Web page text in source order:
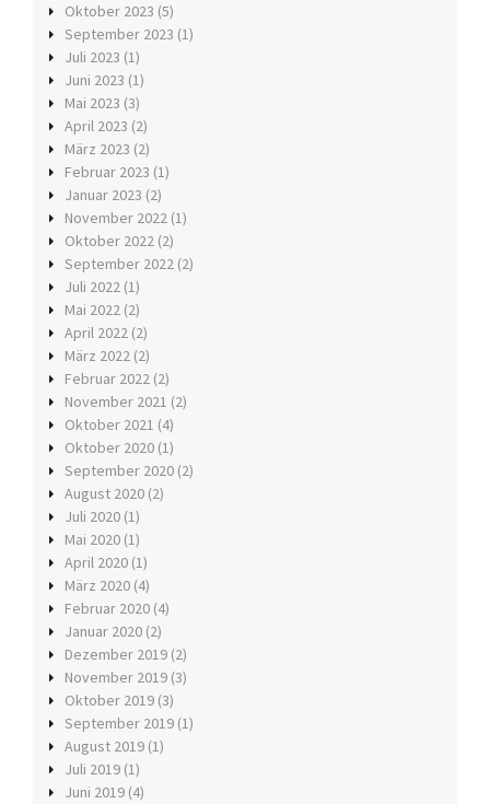
Oktober 2023 (5)
September 2023 (1)
Juli 2023 (1)
Juni 2023 (1)
Mai 2023 (3)
April 2023 (2)
März 2023 (2)
Februar 2023 (1)
Januar 2023 (2)
November 2022 (1)
Oktober 2022 (2)
September 2022 (2)
Juli 2022 (1)
Mai 2022 (2)
April 2022 (2)
März 2022 (2)
Februar 2022 (2)
November 2021 (2)
Oktober 2021 (4)
Oktober 2020 (1)
September 2020 (2)
August 2020 (2)
Juli 2020 (1)
Mai 2020 (1)
April 2020 (1)
März 2020 (4)
Februar 2020 (4)
Januar 2020 (2)
Dezember 2019 (2)
November 2019 (3)
Oktober 2019 (3)
September 2019 (1)
August 2019 (1)
Juli 2019 (1)
Juni 2019 (4)